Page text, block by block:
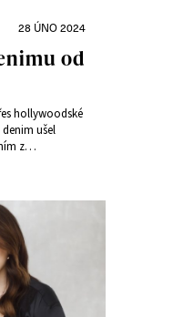
28 ÚNO 2024
od
hollywoodské
ušel
z